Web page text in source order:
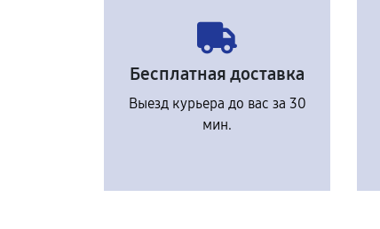
Бесплатная доставка
Выезд курьера до вас за 30
мин.